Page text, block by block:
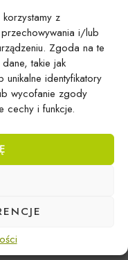
z
i/lub
Zgoda na te
takie jak
identyfikatory
wycofanie zgody
cechy i funkcje.
karbonowy
(seria ST) –
dla graveli.
Shimano GRX –
pogodowych.
i miejskiej,